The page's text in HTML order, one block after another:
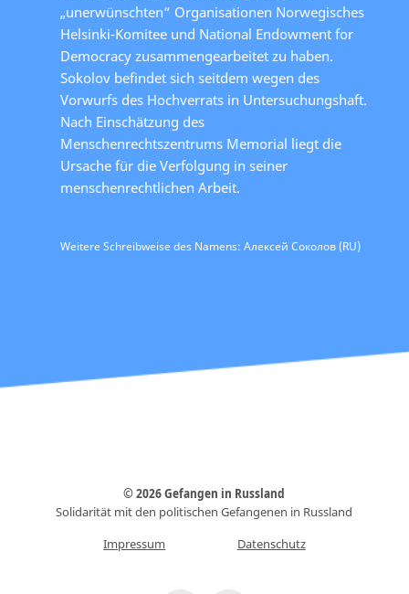
„unerwünschten“ Organisationen Norwegisches
Helsinki-Komitee und National Endowment for
Democracy zusammengearbeitet zu haben.
Sokolov befindet sich seitdem wegen des
Vorwurfs des Hochverrats in Untersuchungshaft.
Nach Einschätzung des
Menschenrechtszentrums Memorial liegt die
Ursache für die Verfolgung in seiner
menschenrechtlichen Arbeit.
Weitere Schreibweise des Namens: Алексей Соколов (RU)
© 2026 Gefangen in Russland
Solidarität mit den politischen Gefangenen in Russland
Impressum
Datenschutz